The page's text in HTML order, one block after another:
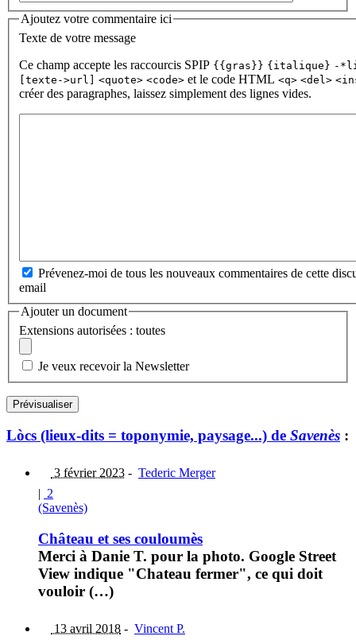
Ajoutez votre commentaire ici
Texte de votre message
Ce champ accepte les raccourcis SPIP {{gras}} {italique} -
[texte->url]
<quote> <code> et le code HTML <q> <del>
créer des paragraphes, laissez simplement des lignes vides.
Prévenez-moi de tous les nouveaux commentaires de cette
email
Ajouter un document
Extensions autorisées : toutes
Je veux recevoir la Newsletter
Lòcs (lieux-dits = toponymie, paysage...) de Savenès :
3 février 2023 - Tederic Merger
| 2
(Savenès)
Château et ses couloumès
Merci à Danie T. pour la photo. Google Street
View indique "Chateau fermer", ce qui doit
vouloir (…)
13 avril 2018 - Vincent P.